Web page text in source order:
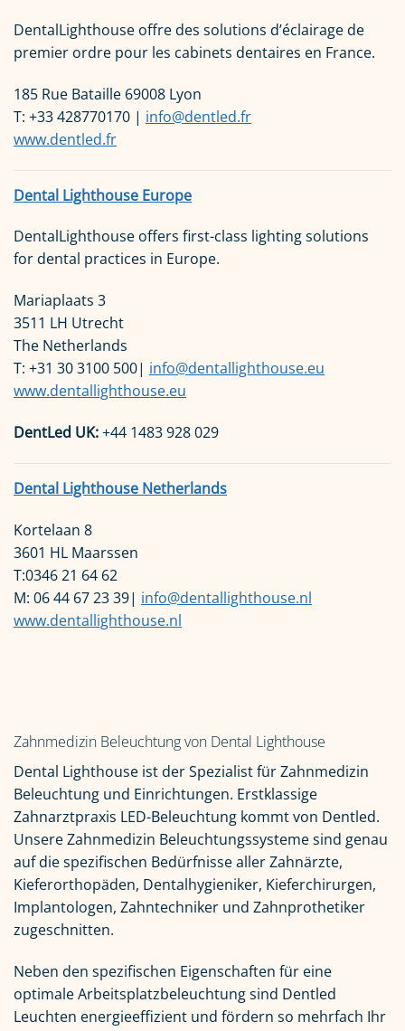
DentalLighthouse offre des solutions d’éclairage de
premier ordre pour les cabinets dentaires en France.
185 Rue Bataille 69008 Lyon
T: +33 428770170 | info@dentled.fr
www.dentled.fr
Dental Lighthouse Europe
DentalLighthouse offers first-class lighting solutions
for dental practices in Europe.
Mariaplaats 3
3511 LH Utrecht
The Netherlands
T: +31 30 3100 500| info@dentallighthouse.eu
www.dentallighthouse.eu
DentLed UK:+44 1483 928 029
Dental Lighthouse Netherlands
Kortelaan 8
3601 HL Maarssen
T:0346 21 64 62
M: 06 44 67 23 39| info@dentallighthouse.nl
www.dentallighthouse.nl
Zahnmedizin Beleuchtung von Dental Lighthouse
Dental Lighthouse ist der Spezialist für Zahnmedizin
Beleuchtung und Einrichtungen. Erstklassige
Zahnarztpraxis LED-Beleuchtung kommt von Dentled.
Unsere Zahnmedizin Beleuchtungssysteme sind genau
auf die spezifischen Bedürfnisse aller Zahnärzte,
Kieferorthopäden, Dentalhygieniker, Kieferchirurgen,
Implantologen, Zahntechniker und Zahnprothetiker
zugeschnitten.
Neben den spezifischen Eigenschaften für eine
optimale Arbeitsplatzbeleuchtung sind Dentled
Leuchten energieeffizient und fördern so mehrfach Ihr